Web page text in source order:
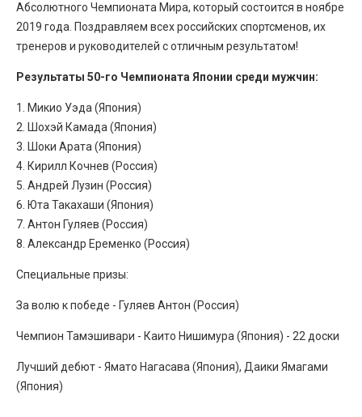
Абсолютного Чемпионата Мира, который состоится в ноябре
2019 года. Поздравляем всех российских спортсменов, их
тренеров и руководителей с отличным результатом!
Результаты 50-го Чемпионата Японии среди мужчин:
1. Микио Уэда (Япония)
2. Шохэй Камада (Япония)
3. Шоки Арата (Япония)
4. Кирилл Кочнев (Россия)
5. Андрей Лузин (Россия)
6. Юта Такахаши (Япония)
7. Антон Гуляев (Россия)
8. Александр Еременко (Россия)
Специальные призы:
За волю к победе - Гуляев Антон (Россия)
Чемпион Тамэшивари - Каито Нишимура (Япония) - 22 доски
Лучший дебют - Ямато Нагасава (Япония), Даики Ямагами
(Япония)